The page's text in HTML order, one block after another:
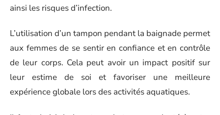
ainsi les risques d’infection.
L’utilisation d’un tampon pendant la baignade permet
aux femmes de se sentir en confiance et en contrôle
de leur corps. Cela peut avoir un impact positif sur
leur estime de soi et favoriser une meilleure
expérience globale lors des activités aquatiques.